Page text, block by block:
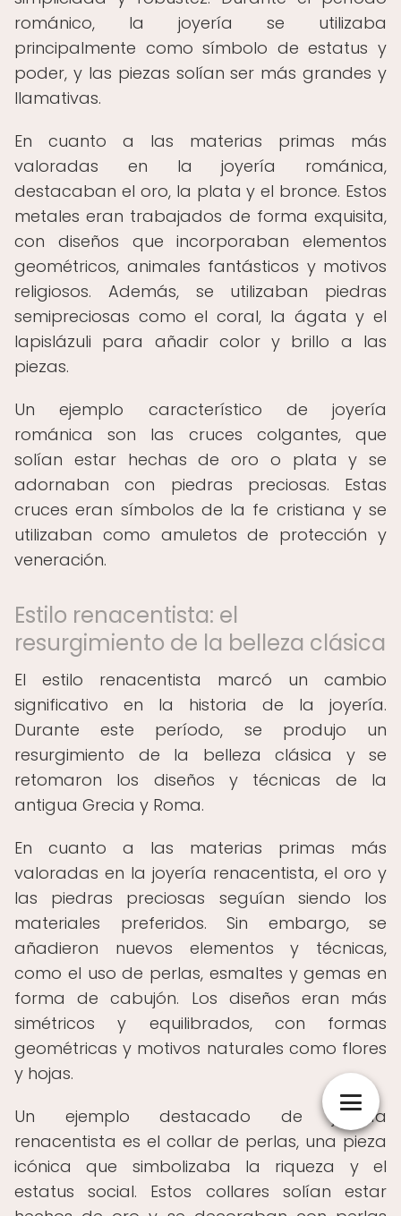
románico, la joyería se utilizaba
principalmente como símbolo de estatus y
poder, y las piezas solían ser más grandes y
llamativas.
En cuanto a las materias primas más
valoradas en la joyería románica,
destacaban el oro, la plata y el bronce. Estos
metales eran trabajados de forma exquisita,
con diseños que incorporaban elementos
geométricos, animales fantásticos y motivos
religiosos. Además, se utilizaban piedras
semipreciosas como el coral, la ágata y el
lapislázuli para añadir color y brillo a las
piezas.
Un ejemplo característico de joyería
románica son las cruces colgantes, que
solían estar hechas de oro o plata y se
adornaban con piedras preciosas. Estas
cruces eran símbolos de la fe cristiana y se
utilizaban como amuletos de protección y
veneración.
Estilo renacentista: el
resurgimiento de la belleza clásica
El estilo renacentista marcó un cambio
significativo en la historia de la joyería.
Durante este período, se produjo un
resurgimiento de la belleza clásica y se
retomaron los diseños y técnicas de la
antigua Grecia y Roma.
En cuanto a las materias primas más
valoradas en la joyería renacentista, el oro y
las piedras preciosas seguían siendo los
materiales preferidos. Sin embargo, se
añadieron nuevos elementos y técnicas,
como el uso de perlas, esmaltes y gemas en
forma de cabujón. Los diseños eran más
simétricos y equilibrados, con formas
geométricas y motivos naturales como flores
y hojas.
Un ejemplo destacado de joyería
renacentista es el collar de perlas, una pieza
icónica que simbolizaba la riqueza y el
estatus social. Estos collares solían estar